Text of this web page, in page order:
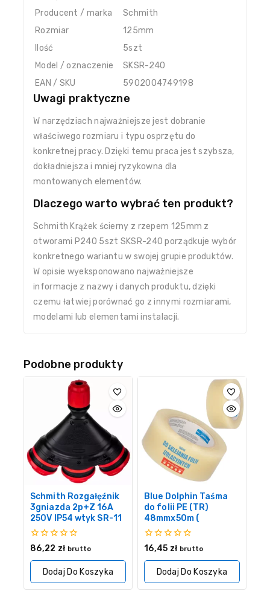
Producent / marka
Schmith
Rozmiar
125mm
Ilość
5szt
Model / oznaczenie
SKSR-240
EAN / SKU
5902004749198
Uwagi praktyczne
W narzędziach najważniejsze jest dobranie
właściwego rozmiaru i typu osprzętu do
konkretnej pracy. Dzięki temu praca jest szybsza,
dokładniejsza i mniej ryzykowna dla
montowanych elementów.
Dlaczego warto wybrać ten produkt?
Schmith Krążek ścierny z rzepem 125mm z
otworami P240 5szt SKSR-240 porządkuje wybór
konkretnego wariantu w swojej grupie produktów.
W opisie wyeksponowano najważniejsze
informacje z nazwy i danych produktu, dzięki
czemu łatwiej porównać go z innymi rozmiarami,
modelami lub elementami instalacji.
Podobne produkty
Schmith Rozgałęźnik
3gniazda 2p+Z 16A
250V IP54 wtyk SR-11
0
5
86,22 zł brutto
Dodaj Do Koszyka
Blue Dolphin Taśma
do folii PE (TR)
48mmx50m (
0
5
16,45 zł brutto
Dodaj Do Koszyka